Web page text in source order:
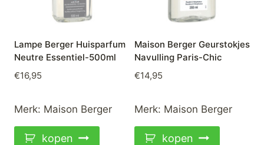
Lampe Berger Huisparfum
Neutre Essentiel-500ml
€16,95
Merk: Maison Berger
kopen
Maison Berger Geurstokjes
Navulling Paris-Chic
€14,95
Merk: Maison Berger
kopen